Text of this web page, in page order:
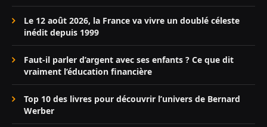
Le 12 août 2026, la France va vivre un doublé céleste
inédit depuis 1999
Faut-il parler d’argent avec ses enfants ? Ce que dit
vraiment l’éducation financière
Top 10 des livres pour découvrir l’univers de Bernard
Werber